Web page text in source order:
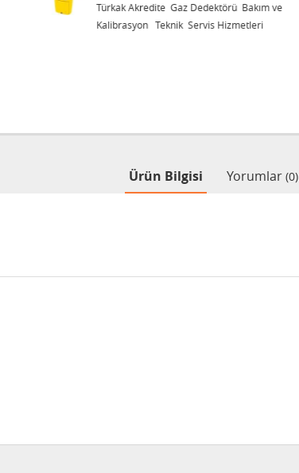
Türkak Akredite Gaz Dedektörü
Kalibrasyon Teknik Servis Hizmetleri
Ürün Bilgisi Yorumlar (0)